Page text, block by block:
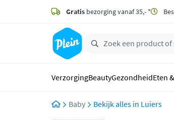
zoeken
hoofdinhoud
Gratis bezorging vanaf 35,- *
VerzorgingBeautyGezondheidEten
Baby Luiers